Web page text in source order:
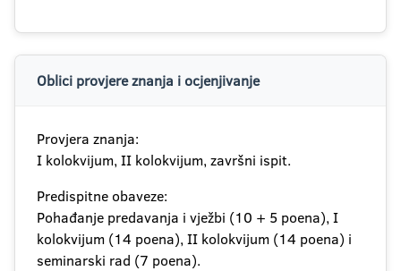
Oblici provjere znanja i ocjenjivanje
Provjera znanja:
I kolokvijum, II kolokvijum, završni ispit.
Predispitne obaveze:
Pohađanje predavanja i vježbi (10 + 5 poena), I
kolokvijum (14 poena), II kolokvijum (14 poena) i
seminarski rad (7 poena).